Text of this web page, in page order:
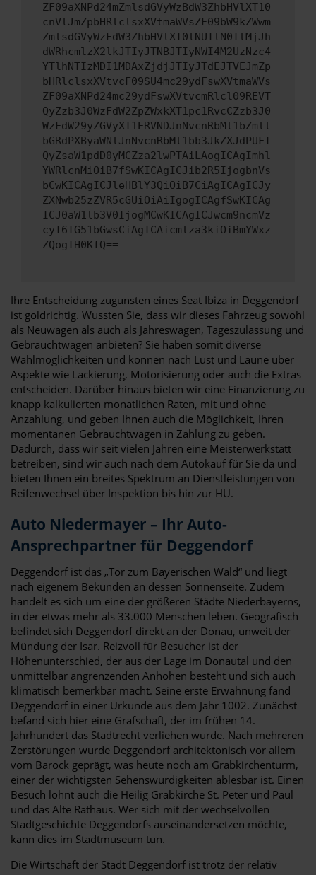
ZF09aXNPd24mZmlsdGVyWzBdW3ZhbHVlXT10
cnVlJmZpbHRlclsxXVtmaWVsZF09bW9kZWwm
ZmlsdGVyWzFdW3ZhbHVlXT0lNUIlN0IlMjJh
dWRhcmlzX2lkJTIyJTNBJTIyNWI4M2UzNzc4
YTlhNTIzMDI1MDAxZjdjJTIyJTdEJTVEJmZp
bHRlclsxXVtvcF09SU4mc29ydFswXVtmaWVs
ZF09aXNPd24mc29ydFswXVtvcmRlcl09REVT
QyZzb3J0WzFdW2ZpZWxkXT1pc1RvcCZzb3J0
WzFdW29yZGVyXT1ERVNDJnNvcnRbMl1bZmll
bGRdPXByaWNlJnNvcnRbMl1bb3JkZXJdPUFT
QyZsaW1pdD0yMCZza2lwPTAiLAogICAgImhl
YWRlcnMiOiB7fSwKICAgICJib2R5IjogbnVs
bCwKICAgICJleHBlY3QiOiB7CiAgICAgICJy
ZXNwb25zZVR5cGUiOiAiIgogICAgfSwKICAg
ICJ0aW1lb3V0IjogMCwKICAgICJwcm9ncmVz
cyI6IG51bGwsCiAgICAicmlza3kiOiBmYWxz
ZQogIH0KfQ==
Ihre Entscheidung zugunsten eines Seat Ibiza in Deggendorf
ist goldrichtig. Wussten Sie, dass wir dieses Fahrzeug sowohl
als Neuwagen als auch als Jahreswagen, Tageszulassung und
Gebrauchtwagen anbieten? Sie haben somit diverse
Wahlmöglichkeiten und können nach Lust und Laune über
Aspekte wie Lackierung, Motorisierung oder auch die Extras
entscheiden. Darüber hinaus bieten wir eine Finanzierung zu
knapp kalkulierten monatlichen Raten, mit und ohne
Anzahlung, und geben Ihnen auch die Möglichkeit, Ihren
momentanen Gebrauchtwagen in Zahlung zu geben.
Dadurch, dass wir seit vielen Jahren eine Meisterwerkstatt
betreiben, sind wir auch nach dem Autokauf für Sie da und
bieten Ihnen ein breites Spektrum an Dienstleistungen von
Reifenwechsel über Inspektion bis hin zur HU.
Auto Niedermayer – Ihr Auto-
Ansprechpartner für Deggendorf
Deggendorf ist das „Tor zum Bayerischen Wald“ und liegt
nach eigenem Bekunden an dessen Sonnenseite. Zudem
handelt es sich um eine der größeren Städte Niederbayerns,
in der etwas mehr als 33.000 Menschen leben. Geografisch
befindet sich Deggendorf direkt an der Donau, unweit der
Mündung der Isar. Reizvoll für Besucher ist der
Höhenunterschied, der aus der Lage im Donautal und den
unmittelbar angrenzenden Anhöhen besteht und sich auch
klimatisch bemerkbar macht. Seine erste Erwähnung fand
Deggendorf in einer Urkunde aus dem Jahr 1002. Zunächst
befand sich hier eine Grafschaft, der im frühen 14.
Jahrhundert das Stadtrecht verliehen wurde. Nach mehreren
Zerstörungen wurde Deggendorf architektonisch vor allem
vom Barock geprägt, was heute noch am Grabkirchenturm,
einer der wichtigsten Sehenswürdigkeiten ablesbar ist. Einen
Besuch lohnt auch die Heilig Grabkirche St. Peter und Paul
und das Alte Rathaus. Wer sich mit der wechselvollen
Stadtgeschichte Deggendorfs auseinandersetzen möchte,
kann dies im Stadtmuseum tun.
Die Wirtschaft der Stadt Deggendorf ist trotz der relativ